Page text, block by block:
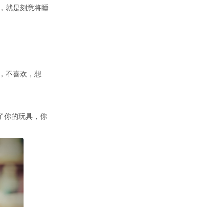
就是刻意将睡
不喜欢，想
你的玩具，你